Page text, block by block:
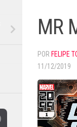
MR
POR FELIPE
11/12/2019